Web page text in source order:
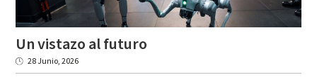
Unvistazo alfuturo
28 Junio, 2026